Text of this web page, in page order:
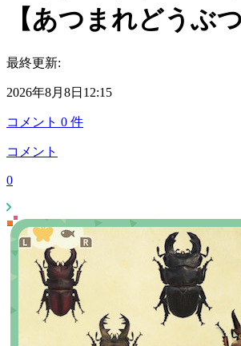
【あつまれどうぶ
最終更新:
2026年8月8日12:15
コメント 0 件
コメント
0